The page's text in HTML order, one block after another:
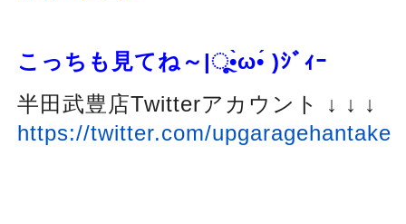
こっちも見てね～|ૂ•̀ω•́ )ｼﾞｨｰ
半田武豊店Twitterアカウント ↓ ↓ ↓
https://twitter.com/upgaragehantake